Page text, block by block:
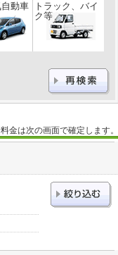
動車
トラック、バイ
ク等
金は次の画面で確定します。